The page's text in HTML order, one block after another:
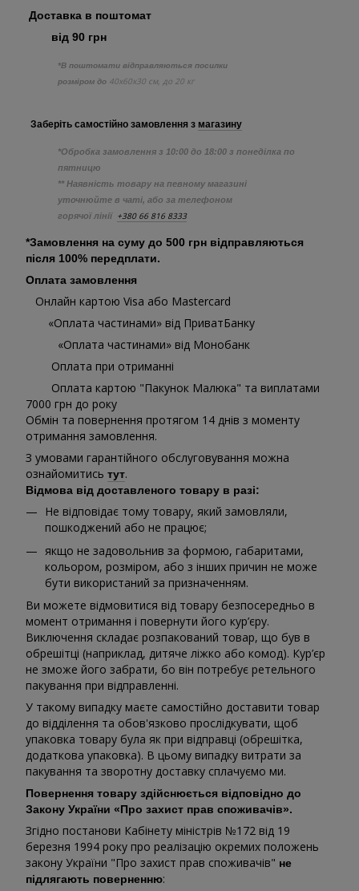
Доставка в поштомат
від 90 грн
*В поштомати відправляються посилки
розміром до 40х60х30 см, до 20 кг
Заберіть самостійно замовлення з магазину
*Обробка замовлення з 10:00 до 18:00 з понеділка по
пятницю
** Наявність товару на певному магазині
уточнюйте в чаті, або за телефоном
горячої лінії +380 66 816 8333
*Замовлення на суму до 500 грн відправляються
після 100% передплати.
Оплата замовлення
Онлайн картою Visa або Mastercard
«Оплата частинами» від ПриватБанку
«Оплата частинами» від Монобанк
Оплата при отриманні
Оплата картою "Пакунок Малюка" та виплатами
7000 грн до року
Обмін та повернення протягом 14 днів з моменту
отримання замовлення.
З умовами гарантійного обслуговування можна
ознайомитись тут.
Відмова від доставленого товару в разі:
Не відповідає тому товару, який замовляли,
пошкоджений або не працює;
якщо не задовольнив за формою, габаритами,
кольором, розміром, або з інших причин не може
бути використаний за призначенням.
Ви можете відмовитися від товару безпосередньо в
момент отримання і повернути його кур’єру.
Виключення складає розпакований товар, що був в
обрешітці (наприклад, дитяче ліжко або комод). Кур’єр
не зможе його забрати, бо він потребує ретельного
пакування при відправленні.
У такому випадку маєте самостійно доставити товар
до відділення та обов'язково прослідкувати, щоб
упаковка товару була як при відправці (обрешітка,
додаткова упаковка). В цьому випадку витрати за
пакування та зворотну доставку сплачуємо ми.
Повернення товару здійснюється відповідно до
Закону України «Про захист прав споживачів».
Згідно постанови Кабінету міністрів №172 від 19
березня 1994 року про реалізацію окремих положень
закону України "Про захист прав споживачів" не
підлягають поверненню: